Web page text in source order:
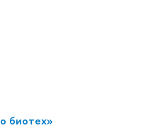
биотех»